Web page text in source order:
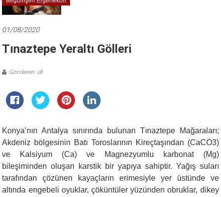
01/08/2020
Tınaztepe Yeraltı Gölleri
Gönderen: dt
Konya’nın Antalya sınırında bulunan Tınaztepe Mağaraları;
Akdeniz bölgesinin Batı Toroslarının Kireçtaşından (CaCO3)
ve Kalsiyum (Ca) ve Magnezyumlu karbonat (Mg)
bileşiminden oluşan karstik bir yapıya sahiptir. Yağış suları
tarafından çözünen kayaçların erimesiyle yer üstünde ve
altında engebeli oyuklar, çöküntüler yüzünden obruklar, dikey